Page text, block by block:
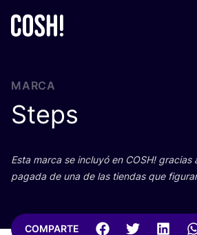
MARCA
Steps
Esta mar­ca se inclu­yó en COSH! gra­cias
paga­da de una de las tien­das que
COMPARTE